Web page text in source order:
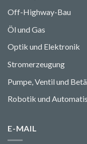
Off-Highway-Bau
Öl und Gas
Optik und Elektronik
Stromerzeugung
Pumpe, Ventil und
Robotik und
E-MAIL